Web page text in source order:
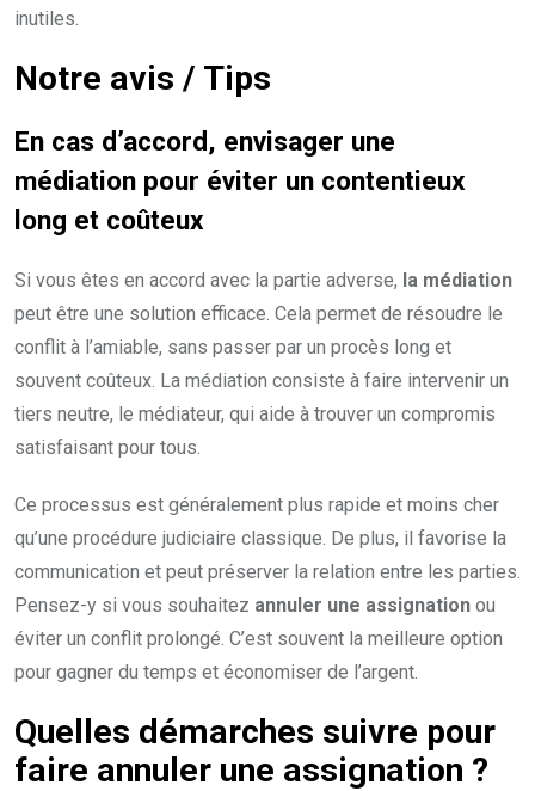
inutiles.
Notre avis / Tips
En cas d’accord, envisager une
médiation pour éviter un contentieux
long et coûteux
Si vous êtes en accord avec la partie adverse, la médiation
peut être une solution efficace. Cela permet de résoudre le
conflit à l’amiable, sans passer par un procès long et
souvent coûteux. La médiation consiste à faire intervenir un
tiers neutre, le médiateur, qui aide à trouver un compromis
satisfaisant pour tous.
Ce processus est généralement plus rapide et moins cher
qu’une procédure judiciaire classique. De plus, il favorise la
communication et peut préserver la relation entre les parties.
Pensez-y si vous souhaitez annuler une assignation ou
éviter un conflit prolongé. C’est souvent la meilleure option
pour gagner du temps et économiser de l’argent.
Quelles démarches suivre pour
faire annuler une assignation ?